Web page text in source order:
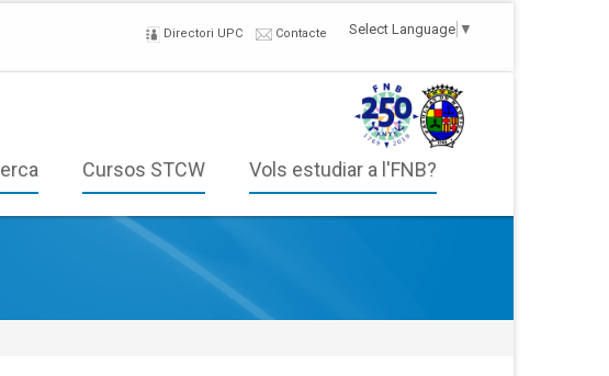
Select Language ▼
Directori UPC Contacte
Cursos STCW Vols estudiar a l'FNB?